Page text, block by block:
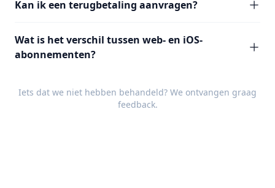
Kan ik een terugbetaling aanvragen?
Wat is het verschil tussen web- en iOS-
abonnementen?
Iets dat we niet hebben behandeld? We ontvangen graag
feedback.